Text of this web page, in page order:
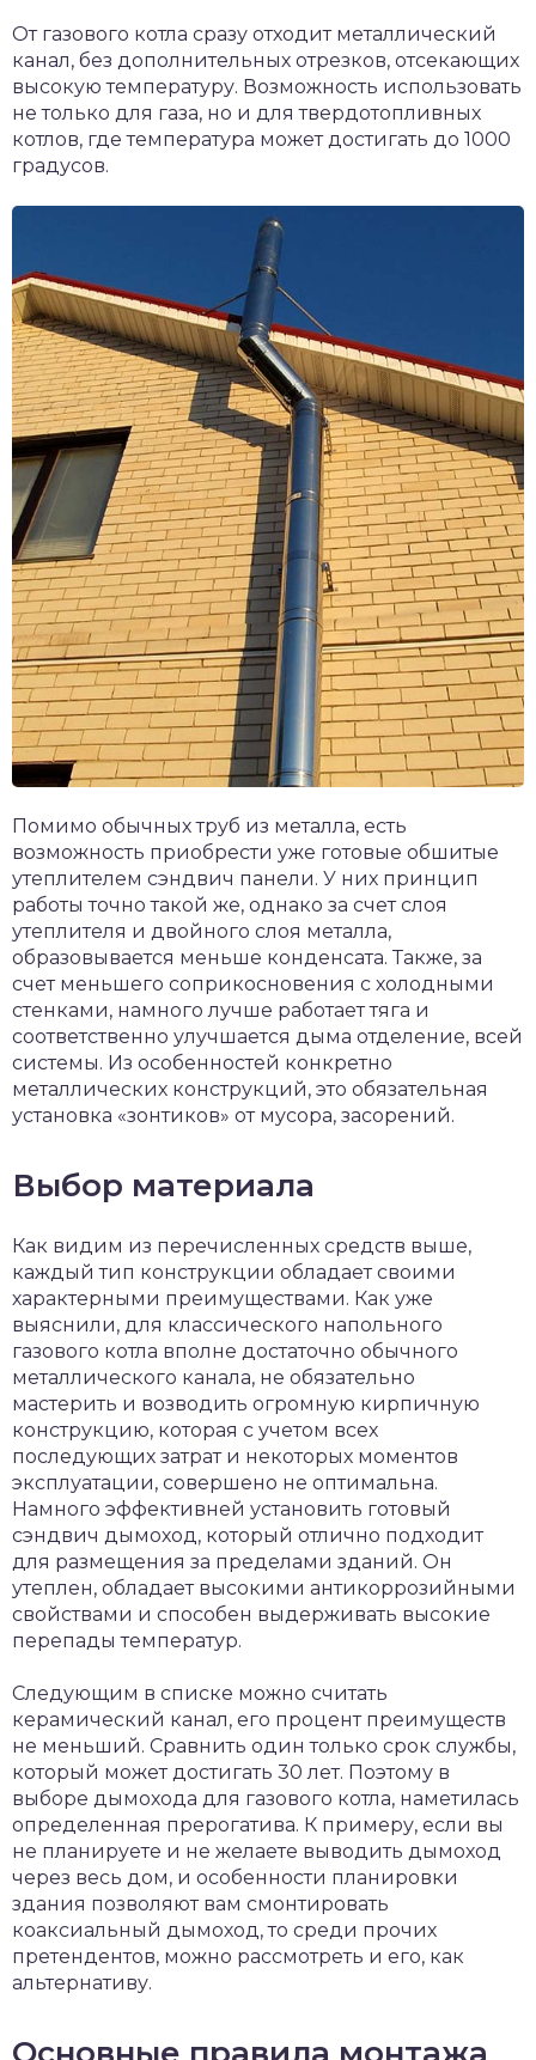
От газового котла сразу отходит металлический
канал, без дополнительных отрезков, отсекающих
высокую температуру. Возможность использовать
не только для газа, но и для твердотопливных
котлов, где температура может достигать до 1000
градусов.
Помимо обычных труб из металла, есть
возможность приобрести уже готовые обшитые
утеплителем сэндвич панели. У них принцип
работы точно такой же, однако за счет слоя
утеплителя и двойного слоя металла,
образовывается меньше конденсата. Также, за
счет меньшего соприкосновения с холодными
стенками, намного лучше работает тяга и
соответственно улучшается дыма отделение, всей
системы. Из особенностей конкретно
металлических конструкций, это обязательная
установка «зонтиков» от мусора, засорений.
Выбор материала
Как видим из перечисленных средств выше,
каждый тип конструкции обладает своими
характерными преимуществами. Как уже
выяснили, для классического напольного
газового котла вполне достаточно обычного
металлического канала, не обязательно
мастерить и возводить огромную кирпичную
конструкцию, которая с учетом всех
последующих затрат и некоторых моментов
эксплуатации, совершено не оптимальна.
Намного эффективней установить готовый
сэндвич дымоход, который отлично подходит
для размещения за пределами зданий. Он
утеплен, обладает высокими антикоррозийными
свойствами и способен выдерживать высокие
перепады температур.
Следующим в списке можно считать
керамический канал, его процент преимуществ
не меньший. Сравнить один только срок службы,
который может достигать 30 лет. Поэтому в
выборе дымохода для газового котла, наметилась
определенная прерогатива. К примеру, если вы
не планируете и не желаете выводить дымоход
через весь дом, и особенности планировки
здания позволяют вам смонтировать
коаксиальный дымоход, то среди прочих
претендентов, можно рассмотреть и его, как
альтернативу.